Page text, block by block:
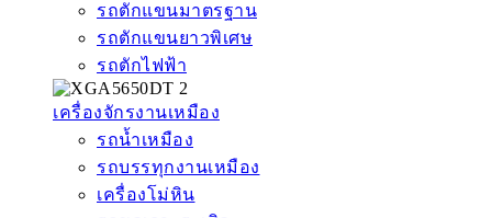
รถตักแขนมาตรฐาน
รถตักแขนยาวพิเศษ
รถตักไฟฟ้า
เครื่องจักรงานเหมือง
รถน้ำเหมือง
รถบรรทุกงานเหมือง
เครื่องโม่หิน